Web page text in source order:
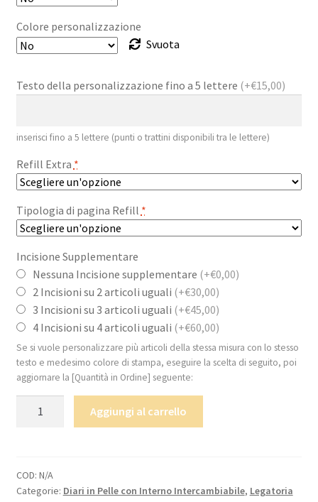
Colore personalizzazione
Svuota
Testo della personalizzazione fino a 5 lettere (+€15,00)
inserisci fino a 5 lettere (punti o trattini disponibili tra le lettere)
Refill Extra *
Tipologia di pagina Refill *
Incisione Supplementare
Nessuna Incisione supplementare (+€0,00)
2 Incisioni su 2 articoli uguali (+€30,00)
3 Incisioni su 3 articoli uguali (+€45,00)
4 Incisioni su 4 articoli uguali (+€60,00)
Se si vuole personalizzare più articoli della stessa misura con lo stesso
testo e medesimo colore di stampa, eseguire la scelta di seguito, poi
aggiornare la [Quantità in Ordine] seguente:
”
INTERCAMBIABILE
Aggiungi al carrello
COD: N/A
Categorie: Diari in Pelle con Interno Intercambiabile, Legatoria